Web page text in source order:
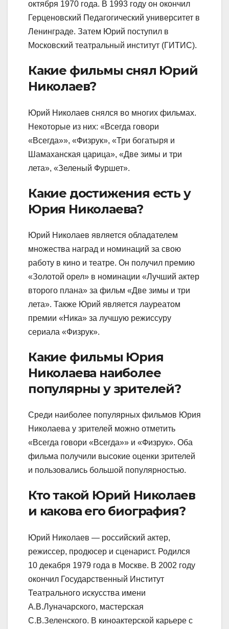
октября 1970 года. В 1993 году он окончил
Герценовский Педагогический университет в
Ленинграде. Затем Юрий поступил в
Московский театральный институт (ГИТИС).
Какие фильмы снял Юрий
Николаев?
Юрий Николаев снялся во многих фильмах.
Некоторые из них: «Всегда говори
«Всегда»», «Физрук», «Три богатыря и
Шамаханская царица», «Две зимы и три
лета», «Зеленый Фуршет».
Какие достижения есть у
Юрия Николаева?
Юрий Николаев является обладателем
множества наград и номинаций за свою
работу в кино и театре. Он получил премию
«Золотой орел» в номинации «Лучший актер
второго плана» за фильм «Две зимы и три
лета». Также Юрий является лауреатом
премии «Ника» за лучшую режиссуру
сериала «Физрук».
Какие фильмы Юрия
Николаева наиболее
популярны у зрителей?
Среди наиболее популярных фильмов Юрия
Николаева у зрителей можно отметить
«Всегда говори «Всегда»» и «Физрук». Оба
фильма получили высокие оценки зрителей
и пользовались большой популярностью.
Кто такой Юрий Николаев
и какова его биография?
Юрий Николаев — российский актер,
режиссер, продюсер и сценарист. Родился
10 декабря 1979 года в Москве. В 2002 году
окончил Государственный Институт
Театрального искусства имени
А.В.Луначарского, мастерская
С.В.Зеленского. В киноактерской карьере с